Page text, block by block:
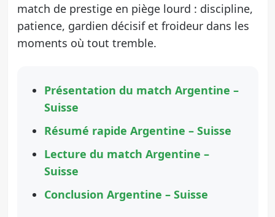
match de prestige en piège lourd : discipline,
patience, gardien décisif et froideur dans les
moments où tout tremble.
Présentation du match Argentine –
Suisse
Résumé rapide Argentine – Suisse
Lecture du match Argentine –
Suisse
Conclusion Argentine – Suisse